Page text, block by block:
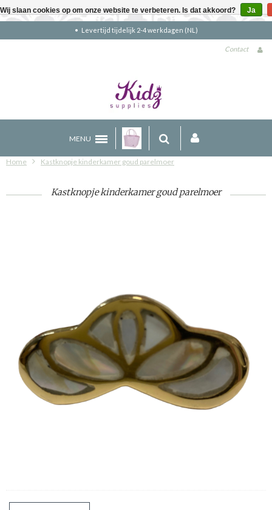
Gratis verzending boven €90 (NL)
Contact
MENU
Home Kastknopje kinderkamer goud parelmoer
Kastknopje kinderkamer goud parelmoer
Wij slaan cookies op om onze website te verbeteren. Is dat akkoord? Ja